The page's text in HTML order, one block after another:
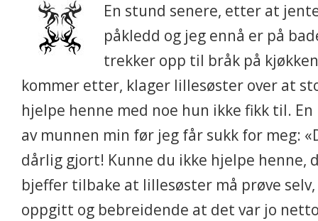
En stund senere, etter at
påkledd og jeg ennå er på
trekker opp til bråk på
kommer etter, klager lillesøster over at
hjelpe henne med noe hun ikke fikk til.
av munnen min før jeg får sukk for meg:
dårlig gjort! Kunne du ikke hjelpe henne,
bjeffer tilbake at lillesøster må prøve selv,
oppgitt og bebreidende at det var jo